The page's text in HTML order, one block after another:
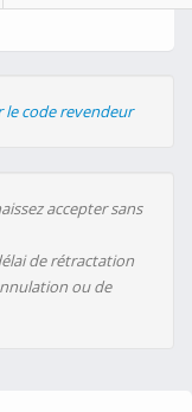
le code revendeur
accepter sans
de rétractation
ou de